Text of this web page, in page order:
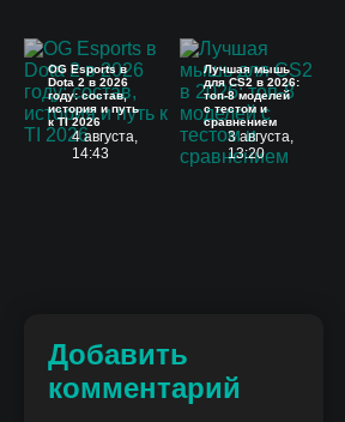
OG Esports в
Dota 2 в 2026
году: состав,
история и путь
к TI 2026
4 августа,
14:43
Лучшая мышь
для CS2 в 2026:
топ-8 моделей
с тестом и
сравнением
3 августа,
13:20
Добавить
комментарий